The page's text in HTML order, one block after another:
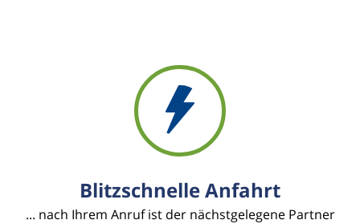
Blitzschnelle Anfahrt
... nach Ihrem Anruf ist der nächstgelegene Partner